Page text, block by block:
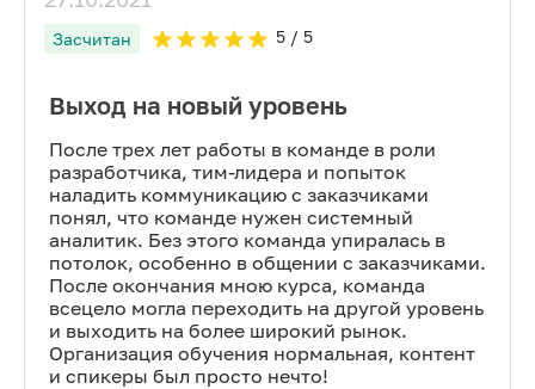
Засчитан 5/ 5
Выход на новый уровень
После трех лет работы в команде в роли
разработчика, тим-лидера и попыток
наладить коммуникацию с заказчиками
понял, что команде нужен системный
аналитик. Без этого команда упиралась в
потолок, особенно в общении с заказчиками.
После окончания мною курса, команда
всецело могла переходить на другой уровень
и выходить на более широкий рынок.
Организация обучения нормальная, контент
и спикеры был просто нечто!